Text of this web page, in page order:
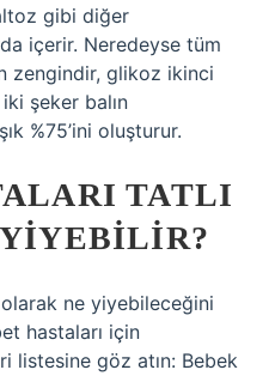
gibi diğer
içerir. Neredeyse tüm
zengindir, glikoz ikinci
şeker balın
%75’ini oluşturur.
TATLI
olarak ne yiyebileceğini
hastaları için
listesine göz atın: Bebek